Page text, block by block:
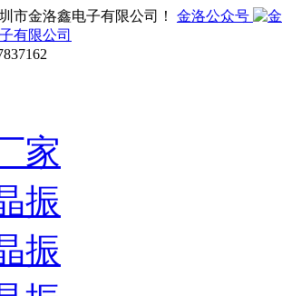
市金洛鑫电子有限公司！ 金洛公众号
家
振
振